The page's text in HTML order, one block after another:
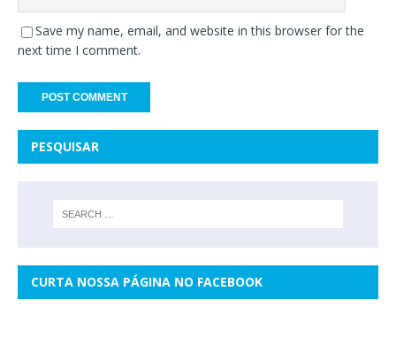
Save my name, email, and website in this browser for the
next time I comment.
PESQUISAR
CURTA NOSSA PÁGINA NO FACEBOOK